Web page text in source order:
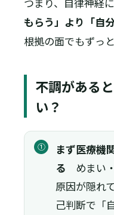
もらう」より「自
根拠の面でもずっ
不調がある
い？
①
まず医療機
る めまい
原因が隠れ
己判断で「